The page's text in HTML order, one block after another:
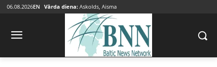
06.08.2026EN Vārda diena: Askolds, Aisma